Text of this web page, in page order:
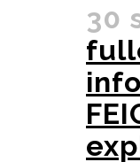
30